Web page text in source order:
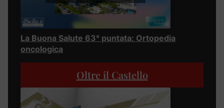
La Buona Salute 63° puntata: Ortopedia
oncologica
Oltre il Castello